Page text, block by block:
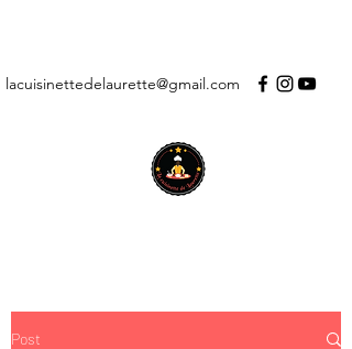
lacuisinettedelaurette@gmail.com
Post